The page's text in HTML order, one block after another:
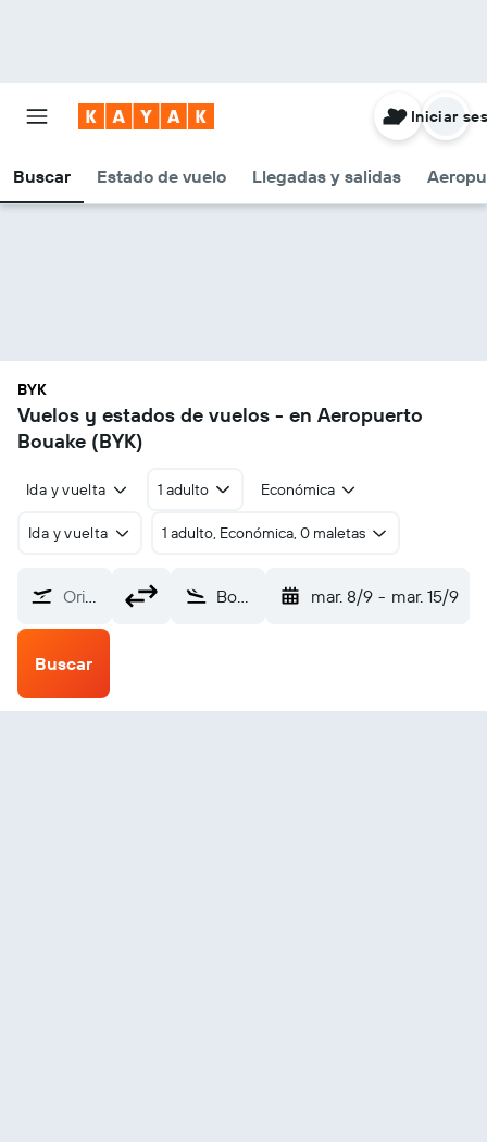
Buscar Estado de vuelo Llegadas y salidas
Iniciar
BYK
Vuelos y estados de vuelos - en Aeropuerto
Bouake (BYK)
Ida y vuelta 1 adulto Económica
Ida y vuelta 1 adulto, Económica, 0 maletas
Origen Bouake (BYK) mar. 8/9 - mar. 15/9
Buscar